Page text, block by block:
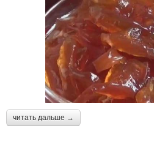
читать дальше →